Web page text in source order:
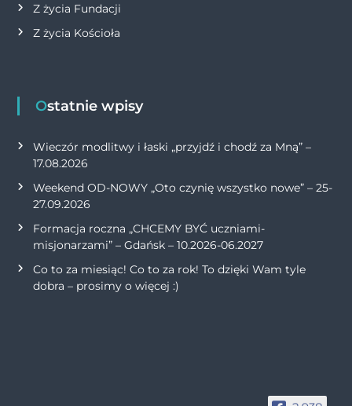
Z życia Fundacji
Z życia Kościoła
Ostatnie wpisy
Wieczór modlitwy i łaski „przyjdź i chodź za Mną” –
17.08.2026
Weekend OD-NOWY „Oto czynię wszystko nowe” – 25-
27.09.2026
Formacja roczna „CHCEMY BYĆ uczniami-
misjonarzami” – Gdańsk – 10.2026-06.2027
Co to za miesiąc! Co to za rok! To dzięki Wam tyle
dobra – prosimy o więcej :)